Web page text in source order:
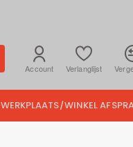
Account Verlanglijst
WERKPLAATS/WINKEL